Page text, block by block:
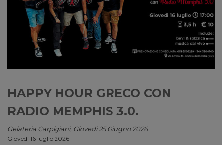
HAPPY HOUR GRECO CON
RADIO MEMPHIS 3.0.
Gelateria Carpigiani, Giovedi 25 Giugno 2026
Giovedì 16 luglio 2026